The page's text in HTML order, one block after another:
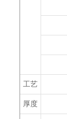
工艺
厚度